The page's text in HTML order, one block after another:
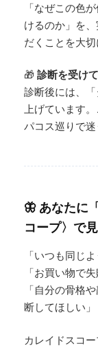
「なぜこの色
けるのか」を
だくことを大切
🎁 診断を受け
診断後には、
上げています
パコス巡りで迷
🦋 あなたに
コープ〉で
「いつも同じ
「お買い物で
「自分の骨格
断してほしい」
カレイドスコ